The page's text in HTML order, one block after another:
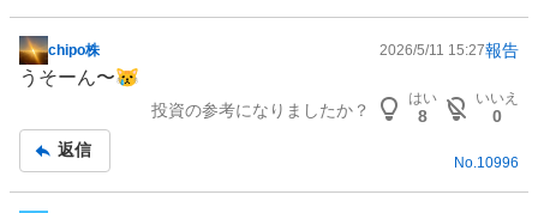
掲
示
事
chipo株 2026/5/11 15:27報告
うそーん〜😿
投資の参考になりましたか？
はい
8
いいえ
0
返信
No. 10996